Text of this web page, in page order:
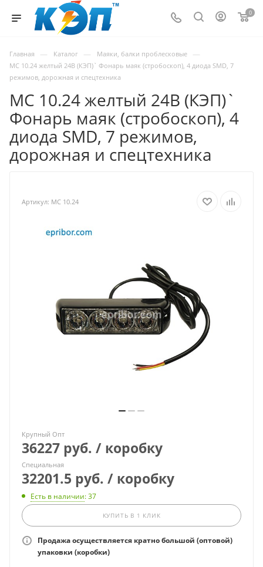
0
Главная — Каталог — Маяки, балки проблесковые —
МС 10.24 желтый 24В (КЭП)` Фонарь маяк (стробоскоп), 4 диода SMD, 7
режимов, дорожная и спецтехника
МС 10.24 желтый 24В (КЭП)`
Фонарь маяк (стробоскоп), 4
диода SMD, 7 режимов,
дорожная и спецтехника
Артикул: МС 10.24
Крупный Опт
36227 руб. / коробку
Специальная
32201.5 руб. / коробку
Есть в наличии: 37
КУПИТЬ В 1 КЛИК
Продажа осуществляется кратно большой (оптовой)
упаковки (коробки)